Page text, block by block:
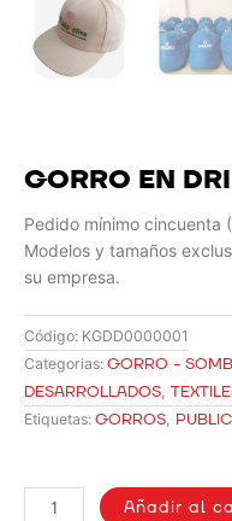
GORRO EN
Pedido mínimo cincuenta
Modelos y tamaños
su empresa.
Código: KGDD0000001
Categorias: GORRO -
DESARROLLADOS,
Etiquetas: GORROS,
Añadir al